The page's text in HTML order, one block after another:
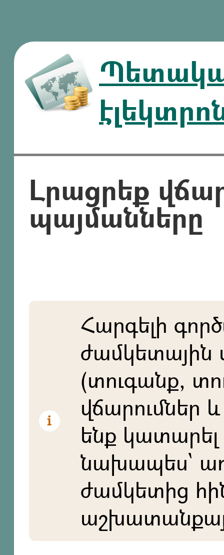
Լրացրեք
պայմանները
Հարգելի
ժամկետային
(տուգանք,
վճարումներ
ենք կատարել
նախապես`
ժամկետից